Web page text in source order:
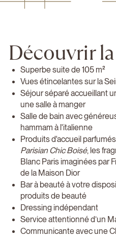
Découvrir
Superbe suite de 105 m²
Vues étincelantes sur la
Séjour séparé accueillant
une salle à manger
Salle de bain avec
hammam à l'italienne
Produits d'accueil parfumés
Parisian Chic Boisé, les
Blanc Paris imaginées par
de la Maison Dior
Bar à beauté à votre
produits de beauté
Dressing indépendant
Service attentionné d’un
Communicante avec une